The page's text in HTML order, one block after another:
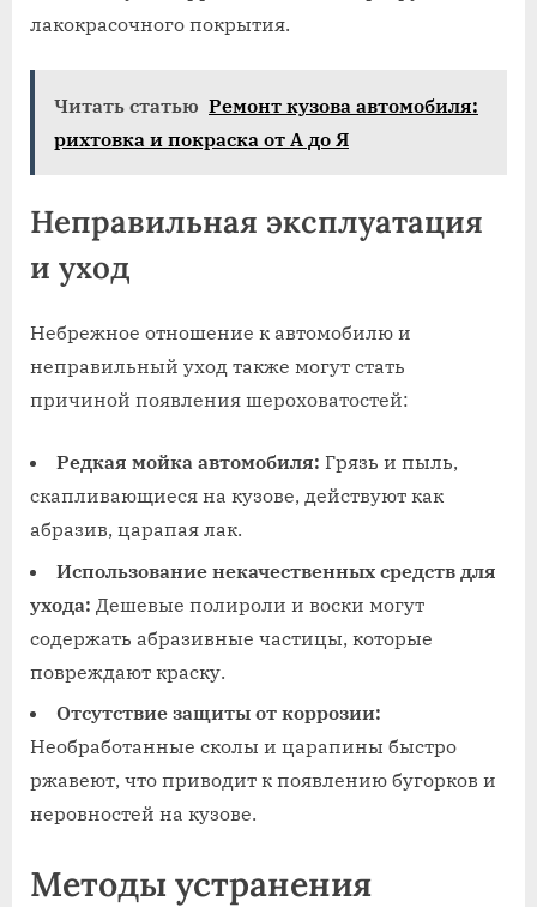
лакокрасочного покрытия.
Читать статью Ремонт кузова автомобиля:
рихтовка и покраска от А до Я
Неправильная эксплуатация
и уход
Небрежное отношение к автомобилю и
неправильный уход также могут стать
причиной появления шероховатостей:
Редкая мойка автомобиля: Грязь и пыль‚
скапливающиеся на кузове‚ действуют как
абразив‚ царапая лак.
Использование некачественных средств для
ухода: Дешевые полироли и воски могут
содержать абразивные частицы‚ которые
повреждают краску.
Отсутствие защиты от коррозии:
Необработанные сколы и царапины быстро
ржавеют‚ что приводит к появлению бугорков и
неровностей на кузове.
Методы устранения